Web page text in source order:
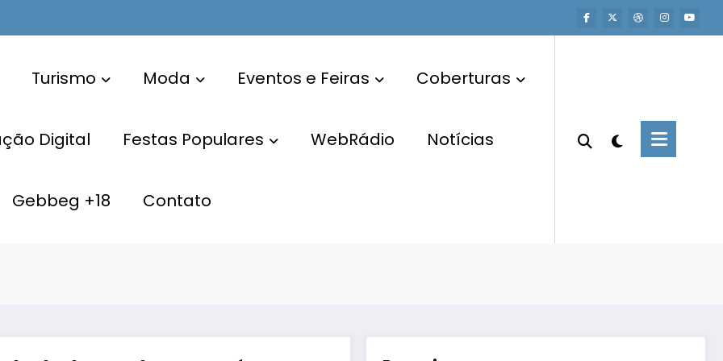
Turismo Moda Eventos e Feiras Coberturas
Digital Festas Populares WebRádio Notícias
Gebbeg +18 Contato